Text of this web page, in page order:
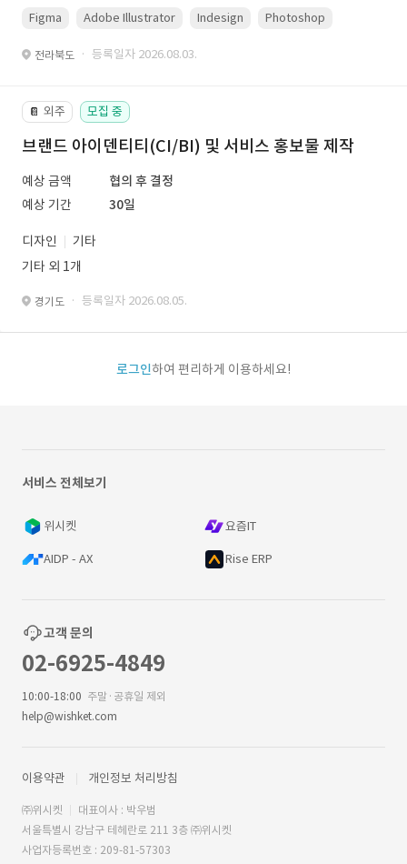
Figma Adobe Illustrator Indesign Photoshop
전라북도 · 등록일자 2026.08.03.
📔 외주 모집 중
브랜드 아이덴티티(CI/BI) 및 서비스 홍보물 제작
예상 금액
협의 후 결정
예상 기간
30일
디자인
기타
기타 외 1개
경기도 · 등록일자 2026.08.05.
로그인하여 편리하게 이용하세요!
서비스 전체보기
위시켓 요즘IT
AIDP - AX Rise ERP
고객 문의
02-6925-4849
10:00-18:00 주말·공휴일 제외
help@wishket.com
이용약관 개인정보 처리방침
㈜위시켓
대표이사 : 박우범
서울특별시 강남구 테헤란로 211 3층 ㈜위시켓
사업자등록번호 : 209-81-57303